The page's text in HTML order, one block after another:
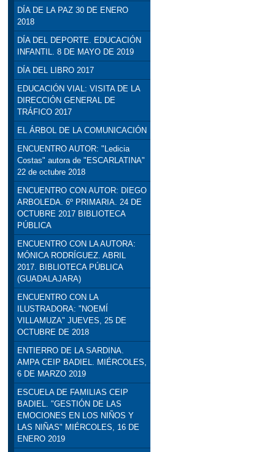
DÍA DE LA PAZ 30 DE ENERO
2018
DÍA DEL DEPORTE. EDUCACIÓN
INFANTIL. 8 DE MAYO DE 2019
DÍA DEL LIBRO 2017
EDUCACIÓN VIAL: VISITA DE LA
DIRECCIÓN GENERAL DE
TRÁFICO 2017
EL ÁRBOL DE LA COMUNICACIÓN
ENCUENTRO AUTOR: "Ledicia
Costas" autora de "ESCARLATINA"
22 de octubre 2018
ENCUENTRO CON AUTOR: DIEGO
ARBOLEDA. 6º PRIMARIA. 24 DE
OCTUBRE 2017 BIBLIOTECA
PÚBLICA
ENCUENTRO CON LA AUTORA:
MÓNICA RODRÍGUEZ. ABRIL
2017. BIBLIOTECA PÚBLICA
(GUADALAJARA)
ENCUENTRO CON LA
ILUSTRADORA: "NOEMÍ
VILLAMUZA" JUEVES, 25 DE
OCTUBRE DE 2018
ENTIERRO DE LA SARDINA.
AMPA CEIP BADIEL. MIÉRCOLES,
6 DE MARZO 2019
ESCUELA DE FAMILIAS CEIP
BADIEL. "GESTIÓN DE LAS
EMOCIONES EN LOS NIÑOS Y
LAS NIÑAS" MIÉRCOLES, 16 DE
ENERO 2019